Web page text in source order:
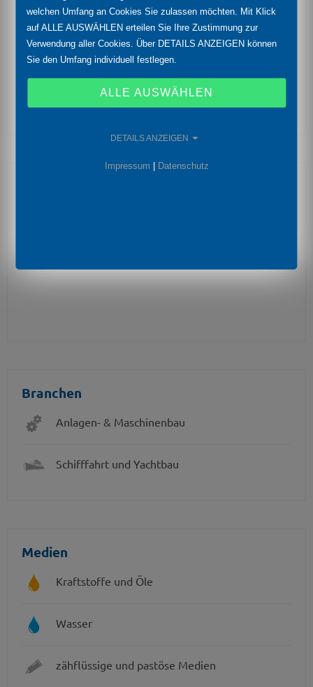
Klassifikationsgesellschaft (CCS), Det Norske
Veritas (DNV), Germanischer Lloyd (GL), Lloyds
hohe Überlastfähigkeit
exzellente Langzeitstabilität
Branchen
Anlagen- & Maschinenbau
Schifffahrt und Yachtbau
Medien
Kraftstoffe und Öle
Wasser
zähflüssige und pastöse Medien
welchen Umfang an Cookies Sie zulassen möchten. Mit Klick
auf ALLE AUSWÄHLEN erteilen Sie Ihre Zustimmung zur
Verwendung aller Cookies. Über DETAILS ANZEIGEN können
Sie den Umfang individuell festlegen.
ALLE AUSWÄHLEN
DETAILS ANZEIGEN
Impressum | Datenschutz